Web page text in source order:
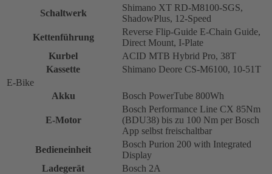
Schaltwerk
Shimano XT RD-M8100-SGS,
ShadowPlus, 12-Speed
Kettenführung
Reverse Flip-Guide E-Chain Guide,
Direct Mount, I-Plate
Kurbel
ACID MTB Hybrid Pro, 38T
Kassette
Shimano Deore CS-M6100, 10-51T
E-Bike
Akku
Bosch PowerTube 800Wh
E-Motor
Bosch Performance Line CX 85Nm
(BDU38) bis zu 100 Nm per Bosch
App selbst freischaltbar
Bedieneinheit
Bosch Purion 200 with Integrated
Display
Ladegerät
Bosch 2A